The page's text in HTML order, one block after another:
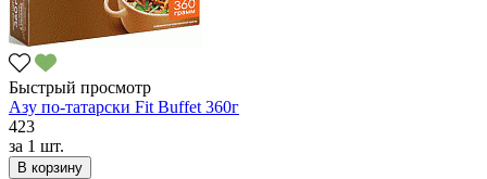
Быстрый просмотр
Азу по-татарски Fit Buffet 360г
423
за 1 шт.
В корзину